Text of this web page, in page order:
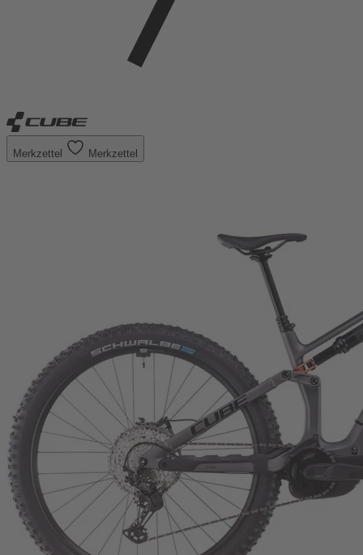
Merkzettel Merkzettel